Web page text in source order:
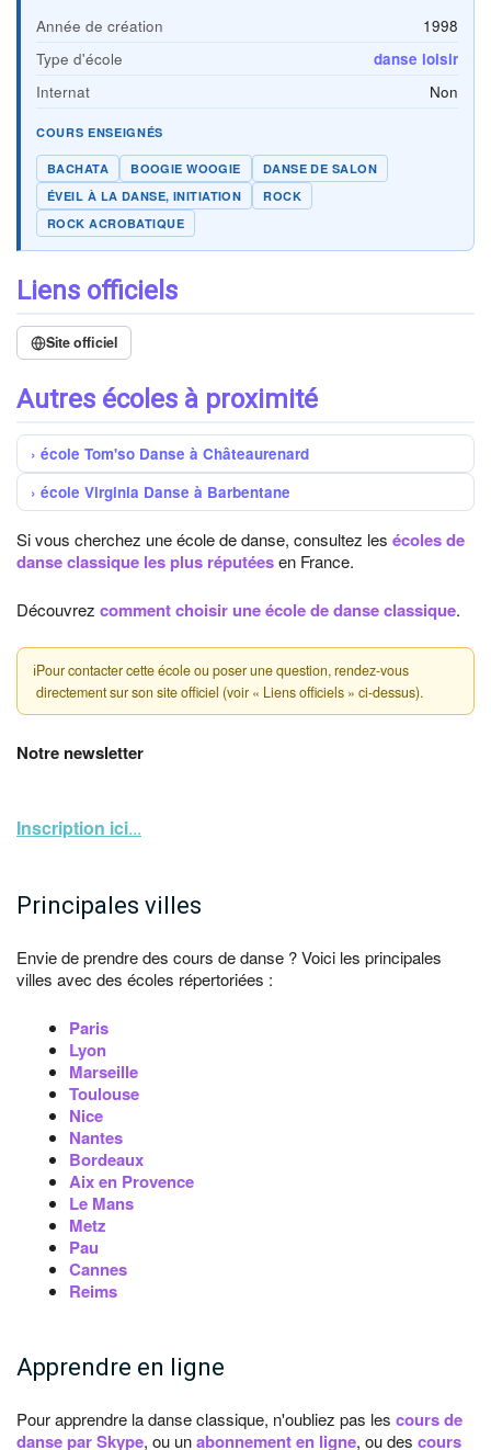
Année de création
1998
Type d'école
danse loisir
Internat
Non
COURS ENSEIGNÉS
BACHATA BOOGIE WOOGIE
DANSE DE SALON
ÉVEIL À LA DANSE, INITIATION
ROCK
ROCK ACROBATIQUE
Liens officiels
Site officiel
Autres écoles à proximité
école Tom'so Danse à Châteaurenard
école Virginia Danse à Barbentane
Si vous cherchez une école de danse, consultez les écoles de
danse classique les plus réputéesen France.
Découvrez comment choisir une école de danse classique.
ℹPour contacter cette école ou poser une question, rendez-vous
directement sur son site officiel (voir « Liens officiels » ci-dessus).
Notre newsletter
Inscription ici...
Principales villes
Envie de prendre des cours de danse ? Voici les principales
villes avec des écoles répertoriées :
Paris
Lyon
Marseille
Toulouse
Nice
Nantes
Bordeaux
Aix en Provence
Le Mans
Metz
Pau
Cannes
Reims
Apprendre en ligne
Pour apprendre la danse classique, n'oubliez pas les cours de
danse par Skype, ou unabonnement en ligne, ou des cours